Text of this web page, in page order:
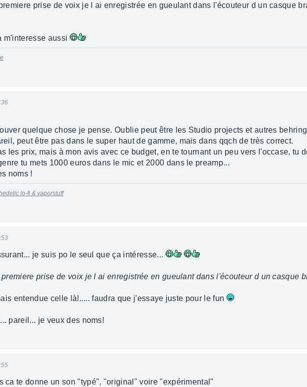
prise de voix je l ai enregistrée en gueulant dans l'écouteur d un casque
m'interesse aussi
quelque chose je pense. Oublie peut être les Studio projects et autres
peut être pas dans le super haut de gamme, mais dans qqch de très correct.
les prix, mais à mon avis avec ce budget, en te tournant un peu vers l'occase, tu
tu mets 1000 euros dans le mic et 2000 dans le preamp...
noms !
lo-fi & vaporstuff
je suis po le seul que ça intéresse...
prise de voix je l ai enregistrée en gueulant dans l'écouteur d un casque
entendue celle là!..... faudra que j'essaye juste pour le fun
pareil... je veux des noms!
ca te donne un son "typé", "original" voire "expérimental"